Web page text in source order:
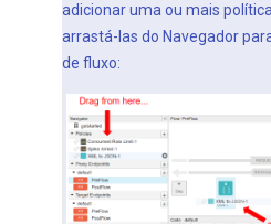
adicionar uma ou mais
arrastá-las do Navegador
de fluxo: